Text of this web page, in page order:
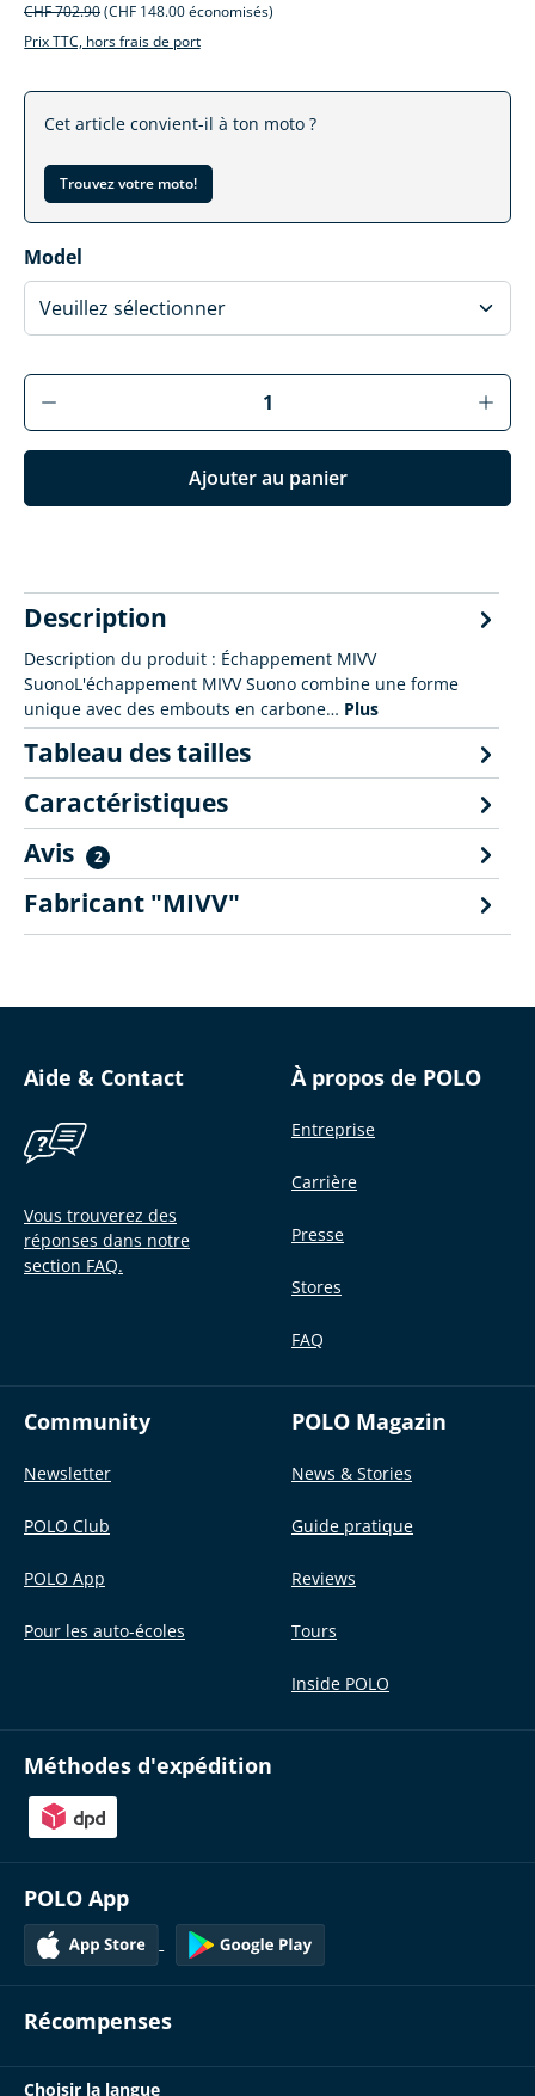
CHF 702.90(CHF 148.00 économisés)
Prix TTC, hors frais de port
Cet article convient-il à ton moto ?
Trouvez votre moto!
Model
Sélectionner
Produkt Anzahl: Gib den gewünschten
Ajouter au panier
Description
Description du produit : Échappement MIVV
SuonoL'échappement MIVV Suono combine une forme
unique avec des embouts en carbone… Plus
Tableau des tailles
Caractéristiques
Avis
2
Fabricant "MIVV"
Aide & Contact
Vous trouverez des
réponses dans notre
section FAQ.
À propos de POLO
Entreprise
Carrière
Presse
Stores
FAQ
Community
Newsletter
POLO Club
POLO App
Pour les auto-écoles
POLO Magazin
News & Stories
Guide pratique
Reviews
Tours
Inside POLO
Méthodes d'expédition
POLO App
Récompenses
Choisir la langue